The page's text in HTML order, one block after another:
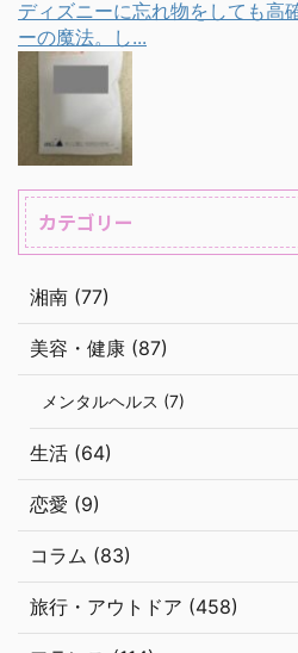
ディズニーに忘れ物をしても高
ーの魔法。し...
カテゴリー
湘南 (77)
美容・健康 (87)
メンタルヘルス (7)
生活 (64)
恋愛 (9)
コラム (83)
旅行・アウトドア (458)